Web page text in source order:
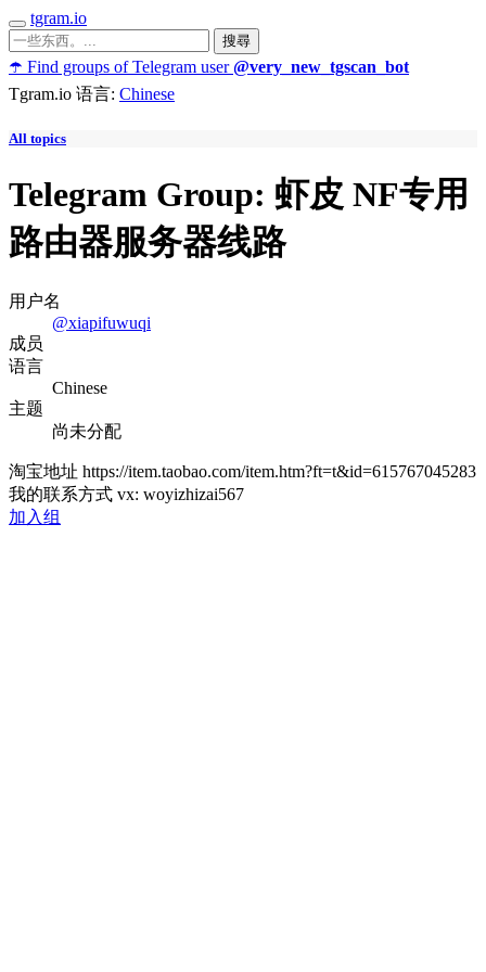
tgram.io
搜尋
☂️ Find groups of Telegram user@very_new_tgscan_bot
Tgram.io 语言: Chinese
All topics
Telegram Group: 虾皮 NF专用
路由器服务器线路
用户名
@xiapifuwuqi
成员
语言
Chinese
主题
尚未分配
淘宝地址 https://item.taobao.com/item.htm?ft=t&id=615767045283
我的联系方式 vx: woyizhizai567
加入组